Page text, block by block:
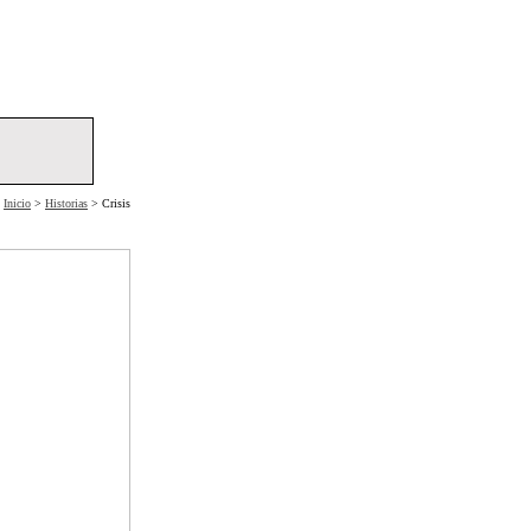
Inicio > Historias > Crisis